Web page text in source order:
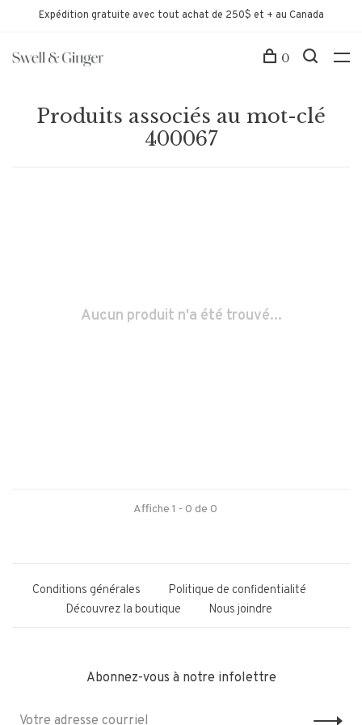
Expédition gratuite avec tout achat de 250$ et + au Canada
0
Produits associés au mot-clé
400067
Aucun produit n'a été trouvé...
Affiche 1 - 0 de 0
Conditions générales
Politique de confidentialité
Découvrez la boutique
Nous joindre
Abonnez-vous à notre infolettre